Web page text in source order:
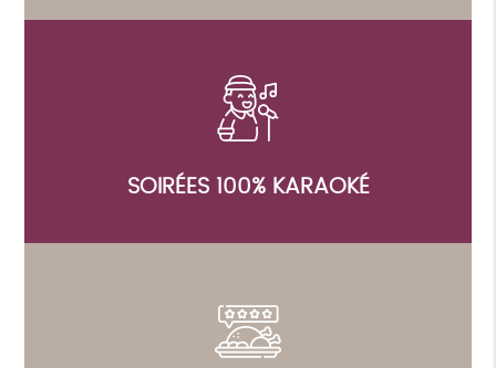
SOIRÉES 100% KARAOKÉ